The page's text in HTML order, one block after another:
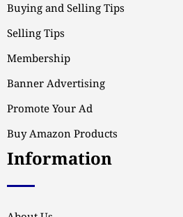
Buying and Selling Tips
Selling Tips
Membership
Banner Advertising
Promote Your Ad
Buy Amazon Products
Information